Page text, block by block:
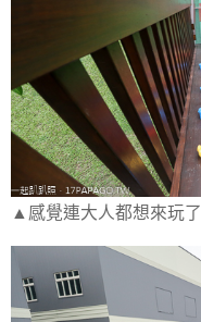
▲感覺連大人都想來玩了